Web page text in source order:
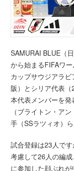
SAMURAI BLUE（
から始まるFIFAワ
カップサウジアラ
阪）とシリア代表
本代表メンバーを
（ブライトン・ア
手（SSラツィオ）ら
試合登録は23人で
考慮して26人の編
に参加した顔ぶれ